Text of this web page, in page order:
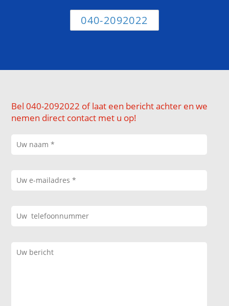
040-2092022
Bel 040-2092022 of laat een bericht achter en we
nemen direct contact met u op!